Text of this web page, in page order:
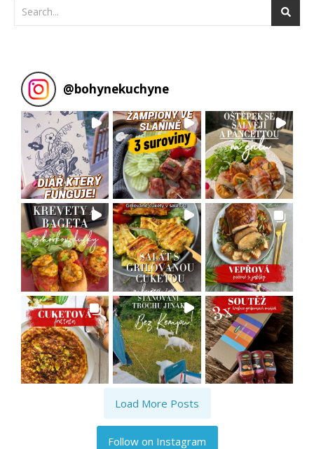
@bohynekuchyne
Load More Posts
Follow on Instagram